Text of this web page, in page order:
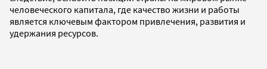
человеческого капитала, где качество жизни и работы
является ключевым фактором привлечения, развития и
удержания ресурсов.